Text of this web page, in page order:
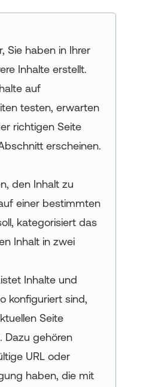
Sie haben in Ihrer
Inhalte erstellt.
auf
testen, erwarten
richtigen Seite
erscheinen.
den Inhalt zu
einer bestimmten
kategorisiert das
Inhalt in zwei
Inhalte und
konfiguriert sind,
Seite
Dazu gehören
URL oder
haben, die mit